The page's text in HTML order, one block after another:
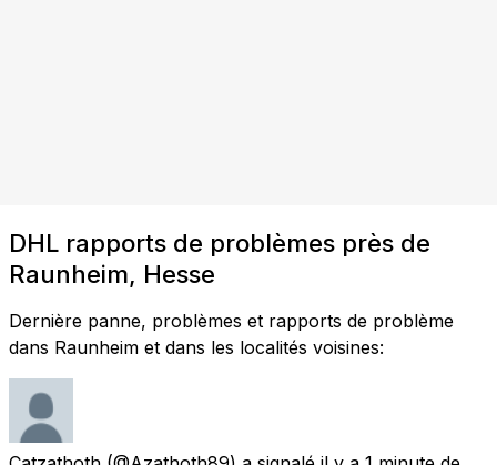
DHL rapports de problèmes près de
Raunheim, Hesse
Dernière panne, problèmes et rapports de problème
dans Raunheim et dans les localités voisines: